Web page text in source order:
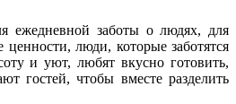
ежедневной заботы о людях, для
люди, которые заботятся
и уют, любят вкусно готовить,
гостей, чтобы вместе разделить